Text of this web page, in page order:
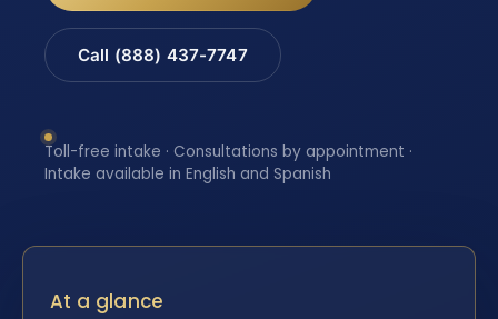
Call (888) 437-7747
Toll-free intake · Consultations by appointment ·
Intake available in English and Spanish
At a glance